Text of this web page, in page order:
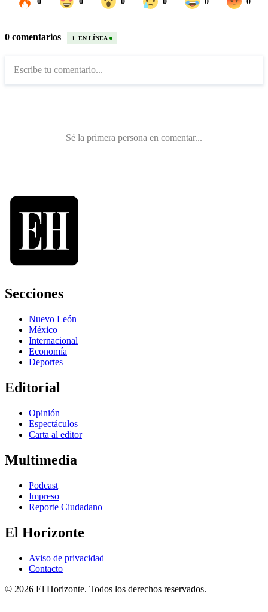
Secciones
Nuevo León
México
Internacional
Economía
Deportes
Editorial
Opinión
Espectáculos
Carta al editor
Multimedia
Podcast
Impreso
Reporte Ciudadano
El Horizonte
Aviso de privacidad
Contacto
© 2026 El Horizonte. Todos los derechos reservados.